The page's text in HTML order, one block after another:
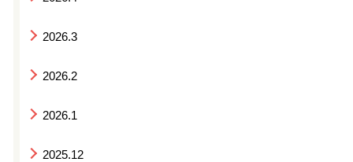
2026.3
2026.2
2026.1
2025.12